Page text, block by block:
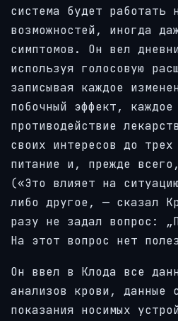
система будет работать
возможностей, иногда
симптомов. Он вел
используя голосовую
записывая каждое
побочный эффект,
противодействие
своих интересов до
питание и, прежде
(«Это влияет на
либо другое, — сказал
разу не задал вопрос:
На этот вопрос нет
Он ввел в Клода все
анализов крови, данные
показания носимых